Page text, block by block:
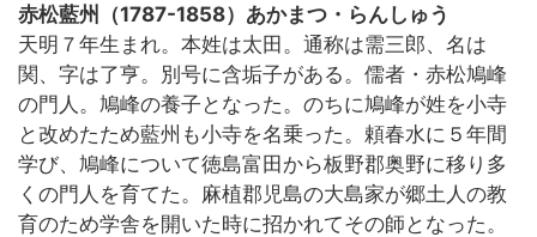
赤松藍州（1787-1858）あかまつ・らんしゅう
天明７年生まれ。本姓は太田。通称は需三郎、名は
関、字は了亨。別号に含垢子がある。儒者・赤松鳩峰
の門人。鳩峰の養子となった。のちに鳩峰が姓を小寺
と改めたため藍州も小寺を名乗った。頼春水に５年間
学び、鳩峰について徳島富田から板野郡奥野に移り多
くの門人を育てた。麻植郡児島の大島家が郷土人の教
育のため学舎を開いた時に招かれてその師となった。